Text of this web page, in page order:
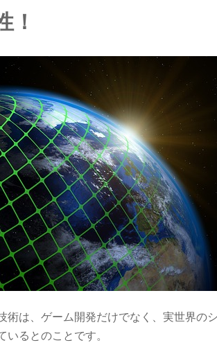
！
術は、ゲーム開発だけでなく、実世界の
いるとのことです。